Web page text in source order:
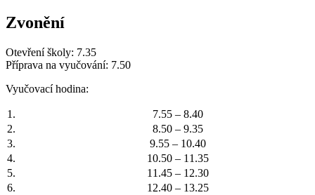
Zvonění
Otevření školy: 7.35
Příprava na vyučování: 7.50
Vyučovací hodina:
1.
7.55 – 8.40
2.
8.50 – 9.35
3.
9.55 – 10.40
4.
10.50 – 11.35
5.
11.45 – 12.30
6.
12.40 – 13.25